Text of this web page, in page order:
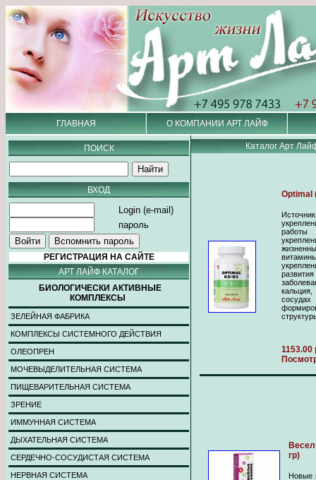
ГЛАВНАЯ О КОМПАНИИ АРТ ЛАЙФ
ПОИСК
ВХОД
Login (e-mail)
пароль
РЕГИСТРАЦИЯ НА САЙТЕ
АРТ ЛАЙФ КАТАЛОГ
БИОЛОГИЧЕСКИ АКТИВНЫЕ
КОМПЛЕКСЫ
ЗЕЛЕЙНАЯ ФАБРИКА
КОМПЛЕКСЫ СИСТЕМНОГО ДЕЙСТВИЯ
ОЛЕОПРЕН
МОЧЕВЫДЕЛИТЕЛЬНАЯ СИСТЕМА
ПИЩЕВАРИТЕЛЬНАЯ СИСТЕМА
ЗРЕНИЕ
ИММУННАЯ СИСТЕМА
ДЫХАТЕЛЬНАЯ СИСТЕМА
СЕРДЕЧНО-СОСУДИСТАЯ СИСТЕМА
НЕРВНАЯ СИСТЕМА
Каталог Арт
Optimal
работы
1153.00
гр)
Новые